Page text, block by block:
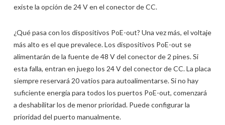
existe la opción de 24 V en el conector de CC.
¿Qué pasa con los dispositivos PoE-out? Una vez más, el voltaje
más alto es el que prevalece. Los dispositivos PoE-out se
alimentarán de la fuente de 48 V del conector de 2 pines. Si
esta falla, entran en juego los 24 V del conector de CC. La placa
siempre reservará 20 vatios para autoalimentarse. Si no hay
suficiente energía para todos los puertos PoE-out, comenzará
a deshabilitar los de menor prioridad. Puede configurar la
prioridad del puerto manualmente.